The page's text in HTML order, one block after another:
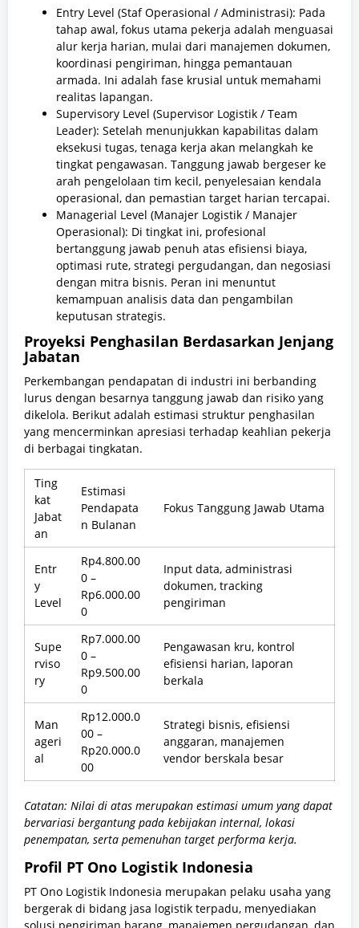
Entry Level (Staf Operasional / Administrasi): Pada
tahap awal, fokus utama pekerja adalah menguasai
alur kerja harian, mulai dari manajemen dokumen,
koordinasi pengiriman, hingga pemantauan
armada. Ini adalah fase krusial untuk memahami
realitas lapangan.
Supervisory Level (Supervisor Logistik / Team
Leader): Setelah menunjukkan kapabilitas dalam
eksekusi tugas, tenaga kerja akan melangkah ke
tingkat pengawasan. Tanggung jawab bergeser ke
arah pengelolaan tim kecil, penyelesaian kendala
operasional, dan pemastian target harian tercapai.
Managerial Level (Manajer Logistik / Manajer
Operasional): Di tingkat ini, profesional
bertanggung jawab penuh atas efisiensi biaya,
optimasi rute, strategi pergudangan, dan negosiasi
dengan mitra bisnis. Peran ini menuntut
kemampuan analisis data dan pengambilan
keputusan strategis.
Proyeksi Penghasilan Berdasarkan Jenjang
Jabatan
Perkembangan pendapatan di industri ini berbanding
lurus dengan besarnya tanggung jawab dan risiko yang
dikelola. Berikut adalah estimasi struktur penghasilan
yang mencerminkan apresiasi terhadap keahlian pekerja
di berbagai tingkatan.
Ting
kat
Jabat
an
Estimasi
Pendapata
n Bulanan
Fokus Tanggung Jawab Utama
Entr
y
Level
Rp4.800.00
0 –
Rp6.000.00
0
Input data, administrasi
dokumen, tracking
pengiriman
Supe
rviso
ry
Rp7.000.00
0 –
Rp9.500.00
0
Pengawasan kru, kontrol
efisiensi harian, laporan
berkala
Man
ageri
al
Rp12.000.0
00 –
Rp20.000.0
00
Strategi bisnis, efisiensi
anggaran, manajemen
vendor berskala besar
Catatan: Nilai di atas merupakan estimasi umum yang dapat
bervariasi bergantung pada kebijakan internal, lokasi
penempatan, serta pemenuhan target performa kerja.
Profil PT Ono Logistik Indonesia
PT Ono Logistik Indonesia merupakan pelaku usaha yang
bergerak di bidang jasa logistik terpadu, menyediakan
solusi pengiriman barang, manajemen pergudangan, dan